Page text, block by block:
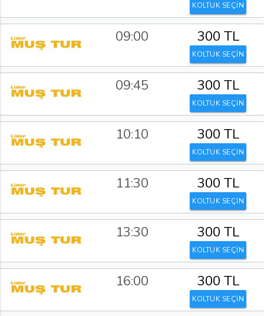
KOLTUK SEÇİN
09:00 300 TL
KOLTUK SEÇİN
09:45 300 TL
KOLTUK SEÇİN
10:10 300 TL
KOLTUK SEÇİN
11:30 300 TL
KOLTUK SEÇİN
13:30 300 TL
KOLTUK SEÇİN
16:00 300 TL
KOLTUK SEÇİN